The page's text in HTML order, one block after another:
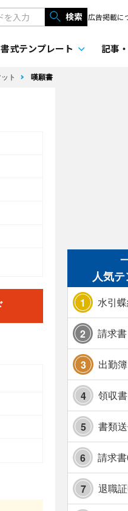
検索 広告掲載に
書式テンプレート 記事・
ト 嘆願書
人気
1
2
3 出勤
4 領収
5 書類
6
7 退職